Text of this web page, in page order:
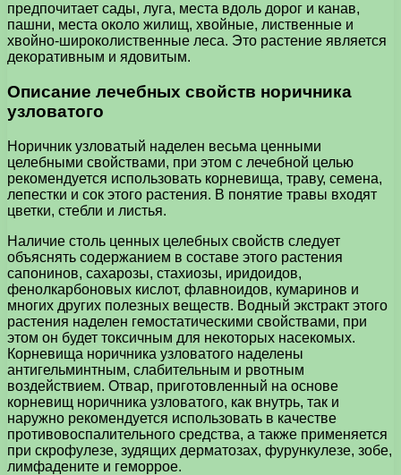
предпочитает сады, луга, места вдоль дорог и канав,
пашни, места около жилищ, хвойные, лиственные и
хвойно-широколиственные леса. Это растение является
декоративным и ядовитым.
Описание лечебных свойств норичника
узловатого
Норичник узловатый наделен весьма ценными
целебными свойствами, при этом с лечебной целью
рекомендуется использовать корневища, траву, семена,
лепестки и сок этого растения. В понятие травы входят
цветки, стебли и листья.
Наличие столь ценных целебных свойств следует
объяснять содержанием в составе этого растения
сапонинов, сахарозы, стахиозы, иридоидов,
фенолкарбоновых кислот, флавноидов, кумаринов и
многих других полезных веществ. Водный экстракт этого
растения наделен гемостатическими свойствами, при
этом он будет токсичным для некоторых насекомых.
Корневища норичника узловатого наделены
антигельминтным, слабительным и рвотным
воздействием. Отвар, приготовленный на основе
корневищ норичника узловатого, как внутрь, так и
наружно рекомендуется использовать в качестве
противовоспалительного средства, а также применяется
при скрофулезе, зудящих дерматозах, фурункулезе, зобе,
лимфадените и геморрое.